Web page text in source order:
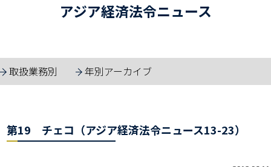
アジア経済法令ニュース
取扱業務別 年別アーカイブ
第19 チェコ（アジア経済法令ニュース13-23）